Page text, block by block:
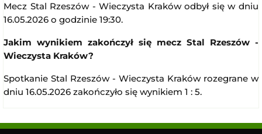
Mecz Stal Rzeszów - Wieczysta Kraków odbył się w dniu
16.05.2026 o godzinie 19:30.
Jakim wynikiem zakończył się mecz Stal Rzeszów -
Wieczysta Kraków?
Spotkanie Stal Rzeszów - Wieczysta Kraków rozegrane w
dniu 16.05.2026 zakończyło się wynikiem 1 : 5.